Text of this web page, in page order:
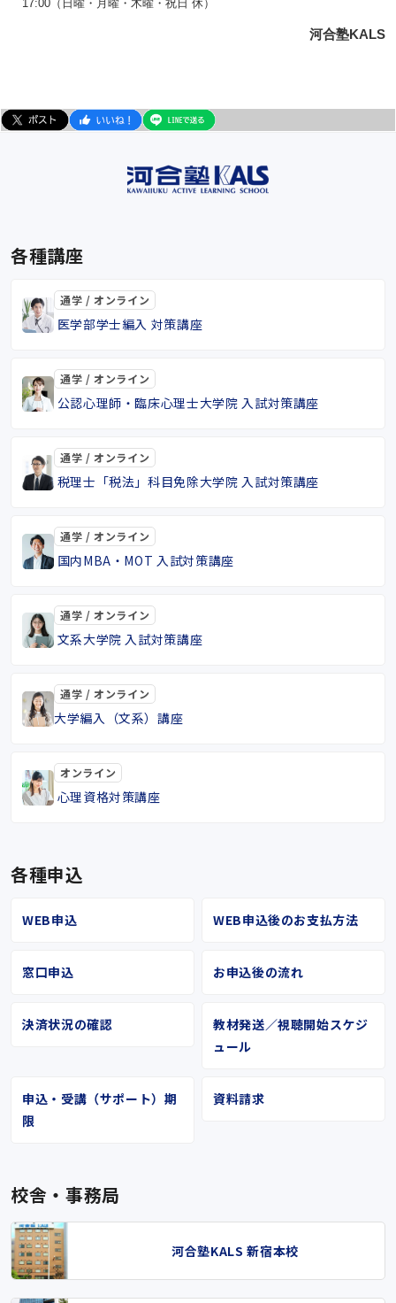
17:00（日曜・月曜・木曜・祝日 休）
河合塾KALS
各種講座
通学 / オンライン
医学部学士編入 対策講座
通学 / オンライン
公認心理師・臨床心理士大学院 入試対策講座
通学 / オンライン
税理士「税法」科目免除大学院 入試対策講座
通学 / オンライン
国内MBA・MOT 入試対策講座
通学 / オンライン
文系大学院 入試対策講座
通学 / オンライン
大学編入（文系）講座
オンライン
心理資格対策講座
各種申込
WEB申込 WEB申込後のお支払方法
窓口申込 お申込後の流れ
決済状況の確認
教材発送／視聴開始スケジ
ュール
申込・受講（サポート）期
限
資料請求
校舎・事務局
河合塾KALS 新宿本校